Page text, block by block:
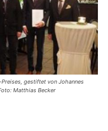
gestiftet von Johannes
Matthias Becker